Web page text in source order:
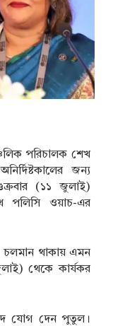
পরিচালক শেখ
জন্য
(১১ জুলাই)
পলিসি ওয়াচ-এর
চলমান থাকায় এমন
থেকে কার্যকর
যোগ দেন পুতুল।